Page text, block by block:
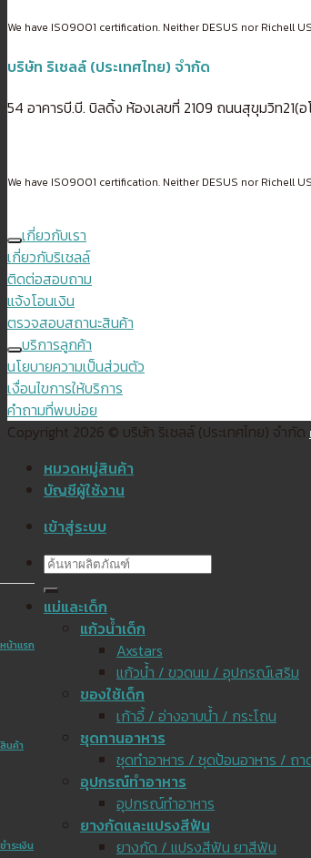
We have ISO9001 certification. Neither DESUS nor Richell
บริษัท ริเชลล์ (ประเทศไทย) จำกัด
54 อาคารบี.บี. บิลดิ้ง ห้องเลขที่ 2109 ถนนสุขุมวิท21(
We have ISO9001 certification. Neither DESUS nor Richell
เกี่ยวกับเรา
เกี่ยวกับริเชลล์
ติดต่อสอบถาม
แจ้งโอนเงิน
ตรวจสอบสถานะสินค้า
บริการลูกค้า
นโยบายความเป็นส่วนตัว
เงื่อนไขการให้บริการ
คำถามที่พบบ่อย
Copyright 2026 © บริษัท ริเชลล์ (ประเทศไทย) จำกัด
หมวดหมู่สินค้า
บัญชีผู้ใช้งาน
เข้าสู่ระบบ
ค้นหา:
แม่และเด็ก
แก้วน้ำเด็ก
Axstars
แก้วน้ำ / ขวดนม / อุปกรณ์เสริม
ของใช้เด็ก
เก้าอี้ / อ่างอาบน้ำ / กระโถน
ชุดทานอาหาร
ชุดทำอาหาร / ชุดป้อนอาหาร / ถ
อุปกรณ์ทำอาหาร
อุปกรณ์ทำอาหาร
ยางกัดและแปรงสีฟัน
ยางกัด / แปรงสีฟัน ยาสีฟัน
หน้าแรก
สินค้า
ชำระเงิน